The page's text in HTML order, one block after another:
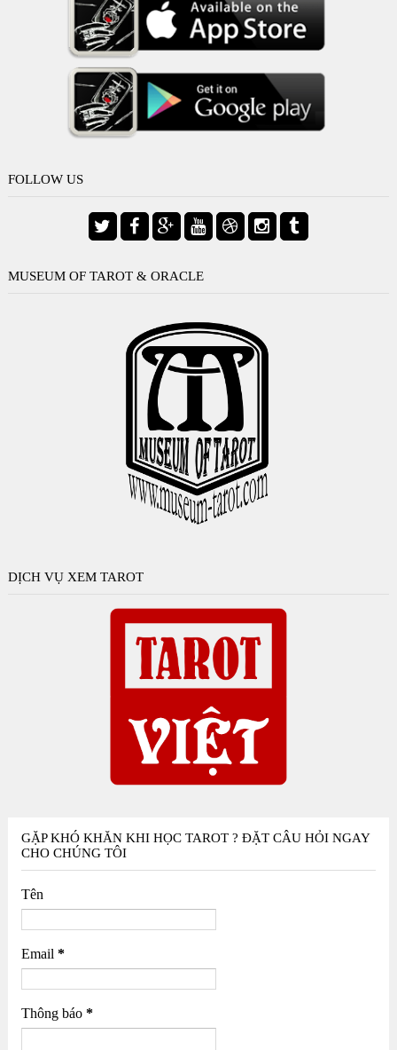
FOLLOW US
MUSEUM OF TAROT & ORACLE
DỊCH VỤ XEM TAROT
GẶP KHÓ KHĂN KHI HỌC TAROT ? ĐẶT CÂU HỎI NGAY
CHO CHÚNG TÔI
Tên
Email *
Thông báo *